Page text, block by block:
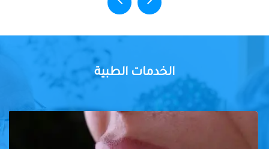
الخدمات الطبية